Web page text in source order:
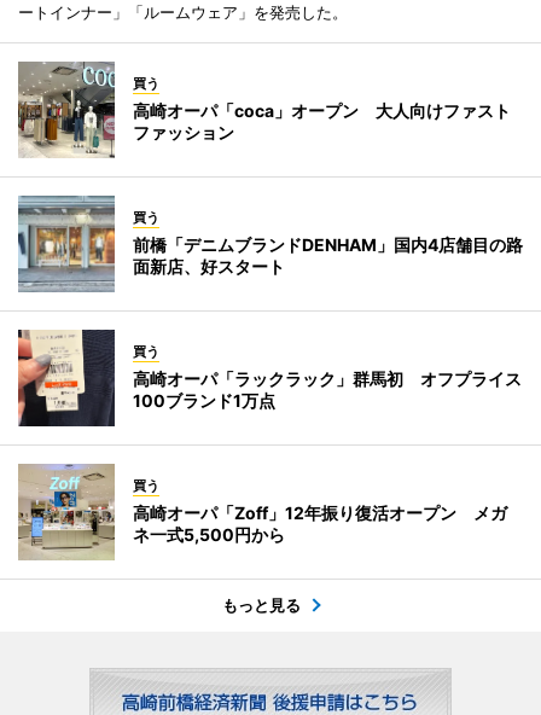
ートインナー」「ルームウェア」を発売した。
買う
高崎オーパ「coca」オープン 大人向けファスト
ファッション
買う
前橋「デニムブランドDENHAM」国内4店舗目の路
面新店、好スタート
買う
高崎オーパ「ラックラック」群馬初 オフプライス
100ブランド1万点
買う
高崎オーパ「Zoff」12年振り復活オープン メガ
ネ一式5,500円から
もっと見る